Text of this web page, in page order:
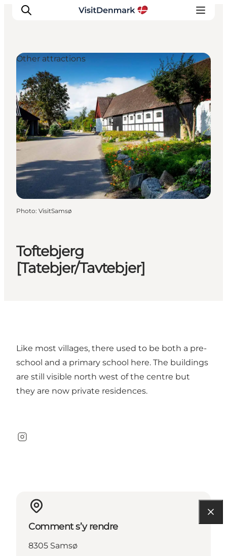
Inspirations
Destinations
Quoi faire
Hébergements
Planifiez votre voyage
Toftebjerg
[Tatebjer/Tavtebjer]
Other attractions
Photo: VisitSamsø
Like most villages, there used to be both a pre-
school and a primary school here. The buildings
are still visible north west of the centre but
they are now private residences.
Instagram
Comment s’y rendre
8305 Samsø